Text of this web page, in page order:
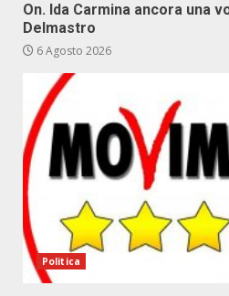
On. Ida Carmina ancora una
Delmastro
6 Agosto 2026
Politica